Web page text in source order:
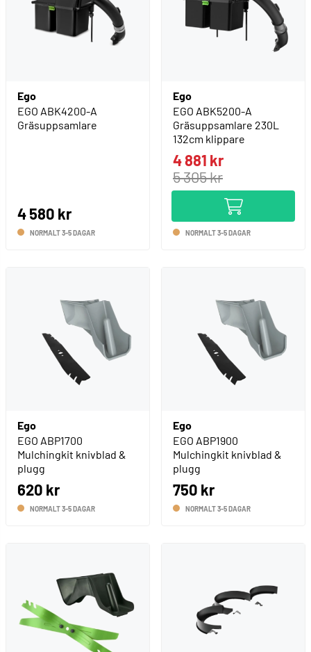
Ego
EGO ABK4200-A
Gräsuppsamlare
4 580 kr
NORMALT 3-5 DAGAR
Ego
EGO ABK5200-A
Gräsuppsamlare 230L
132cm klippare
4 881 kr
5 305 kr
NORMALT 3-5 DAGAR
Ego
EGO ABP1700
Mulchingkit knivblad &
plugg
620 kr
NORMALT 3-5 DAGAR
Ego
EGO ABP1900
Mulchingkit knivblad &
plugg
750 kr
NORMALT 3-5 DAGAR